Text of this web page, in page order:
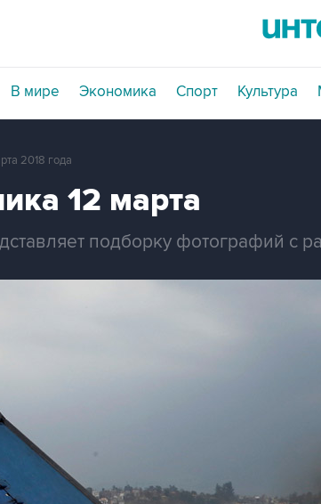
В мире Экономика Спорт Культура
2018 года
12 марта
подборку фотографий с